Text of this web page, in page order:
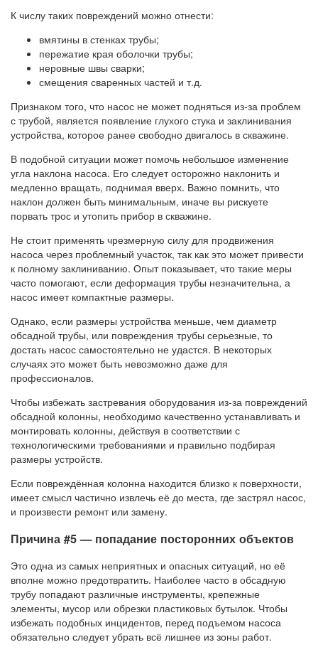
К числу таких повреждений можно отнести:
вмятины в стенках трубы;
пережатие края оболочки трубы;
неровные швы сварки;
смещения сваренных частей и т.д.
Признаком того, что насос не может подняться из-за проблем
с трубой, является появление глухого стука и заклинивания
устройства, которое ранее свободно двигалось в скважине.
В подобной ситуации может помочь небольшое изменение
угла наклона насоса. Его следует осторожно наклонить и
медленно вращать, поднимая вверх. Важно помнить, что
наклон должен быть минимальным, иначе вы рискуете
порвать трос и утопить прибор в скважине.
Не стоит применять чрезмерную силу для продвижения
насоса через проблемный участок, так как это может привести
к полному заклиниванию. Опыт показывает, что такие меры
часто помогают, если деформация трубы незначительна, а
насос имеет компактные размеры.
Однако, если размеры устройства меньше, чем диаметр
обсадной трубы, или повреждения трубы серьезные, то
достать насос самостоятельно не удастся. В некоторых
случаях это может быть невозможно даже для
профессионалов.
Чтобы избежать застревания оборудования из-за повреждений
обсадной колонны, необходимо качественно устанавливать и
монтировать колонны, действуя в соответствии с
технологическими требованиями и правильно подбирая
размеры устройств.
Если повреждённая колонна находится близко к поверхности,
имеет смысл частично извлечь её до места, где застрял насос,
и произвести ремонт или замену.
Причина #5 — попадание посторонних объектов
Это одна из самых неприятных и опасных ситуаций, но её
вполне можно предотвратить. Наиболее часто в обсадную
трубу попадают различные инструменты, крепежные
элементы, мусор или обрезки пластиковых бутылок. Чтобы
избежать подобных инцидентов, перед подъемом насоса
обязательно следует убрать всё лишнее из зоны работ.